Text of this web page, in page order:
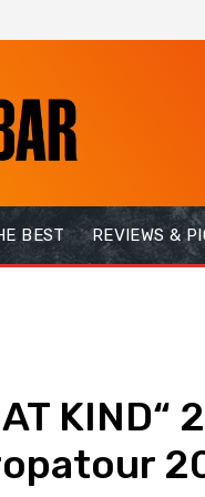
BEST REVIEWS &
KIND“